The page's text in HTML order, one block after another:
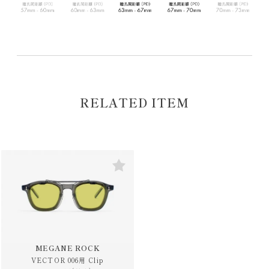
RELATED ITEM
MEGANE ROCK
VECTOR 006用 Clip